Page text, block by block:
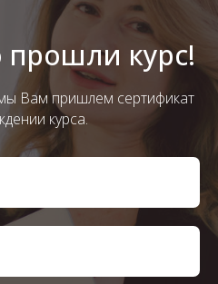
курс!
Вам пришлем сертификат
курса.